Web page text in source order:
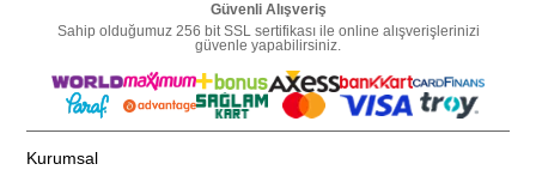
Güvenli Alışveriş
Sahip olduğumuz 256 bit SSL sertifikası ile online alışverişlerinizi
güvenle yapabilirsiniz.
Kurumsal